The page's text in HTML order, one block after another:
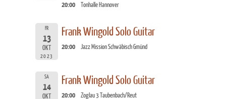
20:00 Tonhalle Hannover
FR
13
OKT
2023
Frank Wingold Solo Guitar
20:00 Jazz Mission Schwäbisch Gmünd
SA
14
OKT
Frank Wingold Solo Guitar
20:00 Zoglau 3 Taubenbach/Reut